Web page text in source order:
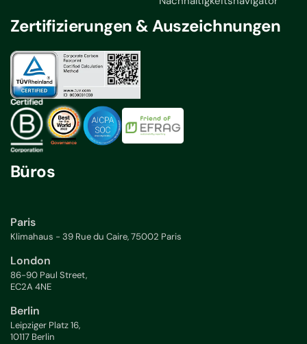
Zertifizierungen & Auszeichnungen
Büros
Paris
Klimahaus - 39 Rue du Caire, 75002 Paris
London
86-90 Paul Street,
EC2A 4NE
Berlin
Leipziger Platz 16,
10117 Berlin